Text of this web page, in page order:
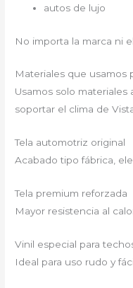
autos de lujo
No importa la marca ni
Materiales que usamos
Usamos solo
soportar el clima de
Tela automotriz original
Acabado tipo fábrica,
Tela premium reforzada
Mayor resistencia al
Vinil especial para
Ideal para uso rudo y